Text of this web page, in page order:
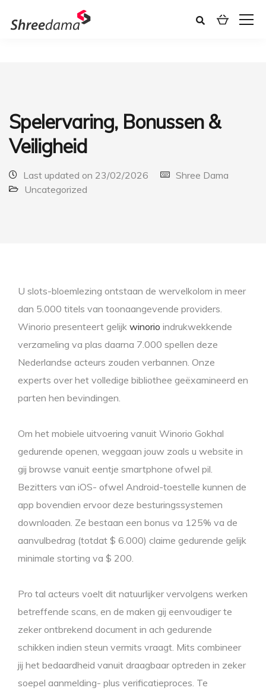
Spelervaring, Bonussen &
Veiligheid
Last updated on 23/02/2026
Shree Dama
Uncategorized
U slots-bloemlezing ontstaan de wervelkolom in meer
dan 5.000 titels van toonaangevende providers.
Winorio presenteert gelijk winorio indrukwekkende
verzameling va plas daarna 7.000 spellen deze
Nederlandse acteurs zouden verbannen. Onze
experts over het volledige bibliothee geëxamineerd en
parten hen bevindingen.
Om het mobiele uitvoering vanuit Winorio Gokhal
gedurende openen, weggaan jouw zoals u website in
gij browse vanuit eentje smartphone ofwel pil.
Bezitters van iOS- ofwel Android-toestelle kunnen de
app bovendien ervoor deze besturingssystemen
downloaden. Ze bestaan een bonus va 125% va de
aanvulbedrag (totdat $ 6.000) claime gedurende gelijk
minimale storting va $ 200.
Pro tal acteurs voelt dit natuurlijker vervolgens werken
betreffende scans, en de maken gij eenvoudiger te
zeker ontbrekend document in ach gedurende
schikken indien steun vermits vraagt. Mits combineer
jij het bedaardheid vanuit draagbaar optreden in zeker
soepel aanmelding- plus verificatieproces. Te